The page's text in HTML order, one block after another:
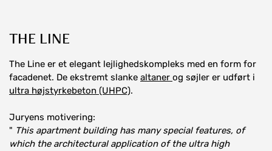
THE LINE
The Line er et elegant lejlighedskompleks med en form for
facadenet. De ekstremt slanke altaner og søjler er udført i
ultra højstyrkebeton (UHPC).
Juryens motivering:
" This apartment building has many special features, of
which the architectural application of the ultra high